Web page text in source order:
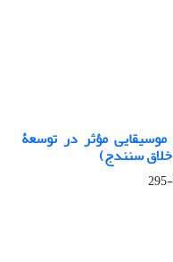
مؤثر در توسعۀ
سنندج)